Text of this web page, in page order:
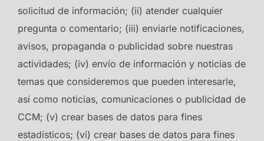
solicitud de información; (ii) atender cualquier
pregunta o comentario; (iii) enviarle notificaciones,
avisos, propaganda o publicidad sobre nuestras
actividades; (iv) envío de información y noticias de
temas que consideremos que pueden interesarle,
así como noticias, comunicaciones o publicidad de
CCM; (v) crear bases de datos para fines
estadísticos; (vi) crear bases de datos para fines